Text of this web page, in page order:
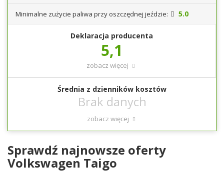
Deklaracja producenta
5,1
zobacz więcej
Średnia z dzienników kosztów
zobacz więcej
Minimalne zużycie paliwa przy oszczędnej jeździe: 5.0
Sprawdź najnowsze oferty
Volkswagen Taigo